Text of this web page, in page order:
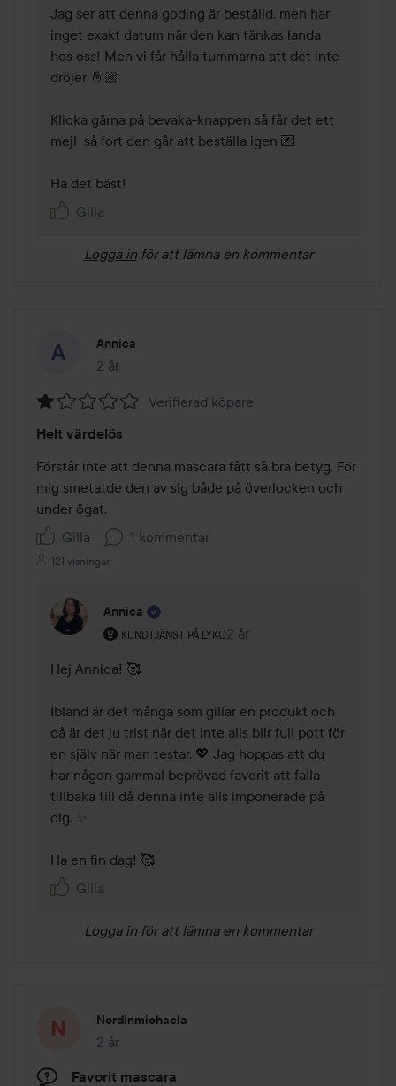
Jag ser att denna goding är beställd, men har
inget exakt datum när den kan tänkas landa
hos oss! Men vi får hålla tummarna att det inte
dröjer 🤞🏼
Klicka gärna på bevaka-knappen så får det ett
mejl  så fort den går att beställa igen 💌
Ha det bäst!
Gilla
Logga in för att lämna en kommentar
Annica
2 år
Inlägget skapades 2 år
1
av
5
Verifierad köpare
Helt värdelös
Förstår inte att denna mascara fått så bra betyg. För
mig smetatde den av sig både på överlocken och
under ögat.
Gilla
1 kommentar
121 visningar
Annica
KUNDTJÄNST PÅ LYKO
Användarens roll: Kundtjänst på Lyko.
2 år
Kommentaren lades 2 år
Hej Annica! 🥰
Ibland är det många som gillar en produkt och
då är det ju trist när det inte alls blir full pott för
en själv när man testar. 💖 Jag hoppas att du
har någon gammal beprövad favorit att falla
tillbaka till då denna inte alls imponerade på
dig. ✨
Ha en fin dag! 🥰
Gilla
Logga in för att lämna en kommentar
Nordinmichaela
2 år
Inlägget skapades 2 år
Favorit mascara